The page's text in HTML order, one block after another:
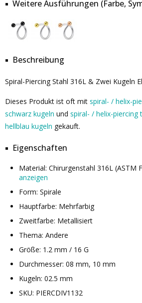
Weitere Ausführungen (Farbe,
Beschreibung
Spiral-Piercing Stahl 316L & Zwei Kugeln
Dieses Produkt ist oft mit spiral- / helix-
schwarz kugeln und spiral- / helix-piercing
hellblau kugeln gekauft.
Eigenschaften
Material: Chirurgenstahl 316L (ASTM
anzeigen
Form: Spirale
Hauptfarbe: Mehrfarbig
Zweitfarbe: Metallisiert
Thema: Andere
Größe: 1.2 mm / 16 G
Durchmesser: 08 mm, 10 mm
Kugeln: 02.5 mm
SKU: PIERCDIV1132